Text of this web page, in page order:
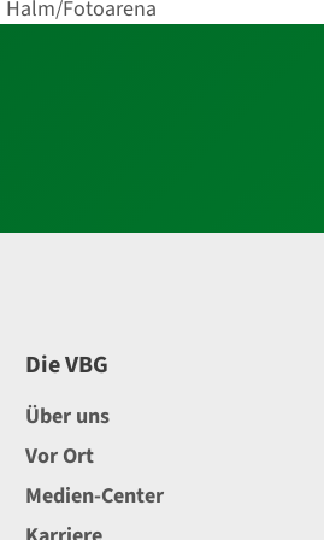
Halm/Fotoarena
Die VBG
Über uns
Vor Ort
Medien-Center